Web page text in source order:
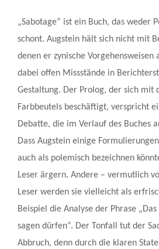
„Sabotage“ ist ein Buch, das weder
schont. Augstein hält sich nicht mit
denen er zynische Vorgehensweisen
dabei offen Missstände in
Gestaltung. Der Prolog, der sich mit
Farbbeutels beschäftigt, verspricht
Debatte, die im Verlauf des Buches
Dass Augstein einige
auch als polemisch bezeichnen
Leser ärgern. Andere – vermutlich
Leser werden sie vielleicht als
Beispiel die Analyse der Phrase
sagen dürfen“. Der Tonfall tut der
Abbruch, denn durch die klaren